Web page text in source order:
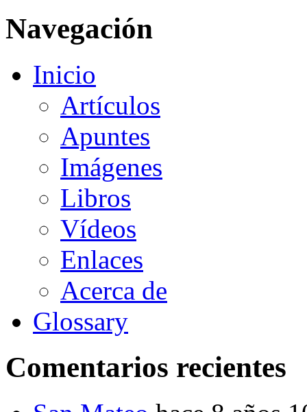
Navegación
Inicio
Artículos
Apuntes
Imágenes
Libros
Vídeos
Enlaces
Acerca de
Glossary
Comentarios recientes